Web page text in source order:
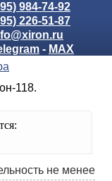
984-74-92
226-51-87
- MAX
118.
не менее